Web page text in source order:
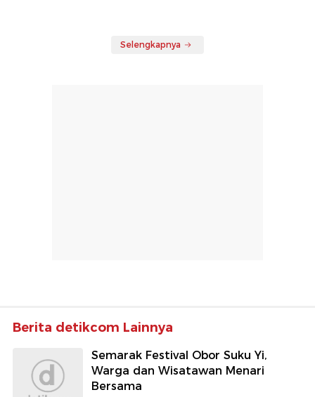
Selengkapnya
Berita detikcom Lainnya
Semarak Festival Obor Suku Yi,
Warga dan Wisatawan Menari
Bersama